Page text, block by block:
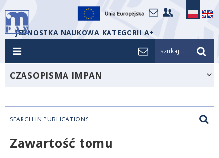
JEDNOSTKA NAUKOWA KATEGORII A+
szukaj...
CZASOPISMA IMPAN
SEARCH IN PUBLICATIONS
Zawartość tomu